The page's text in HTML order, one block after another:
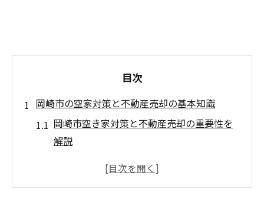
目次
岡崎市の空家対策と不動産売却の基本知識
岡崎市空き家対策と不動産売却の重要性を
解説
不動産売却と岡崎市空き家問題の現状整理